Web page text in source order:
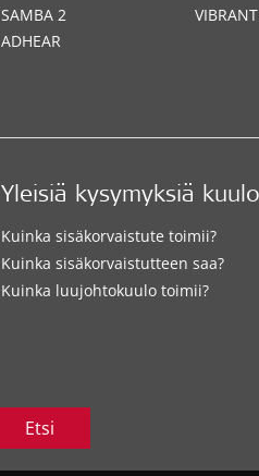
SAMBA 2
ADHEAR
Yleisiä kysymyksiä
Kuinka sisäkorvaistute toimii?
Kuinka sisäkorvaistutteen saa?
Kuinka luujohtokuulo toimii?
Etsi